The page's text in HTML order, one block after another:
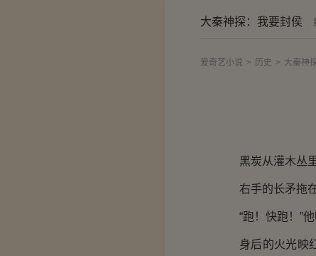
大秦神探：我要封侯
爱奇艺小说 > 历史 > 大秦神
黑炭从灌木丛
右手的长矛拖
“跑！快跑！”
身后的火光映